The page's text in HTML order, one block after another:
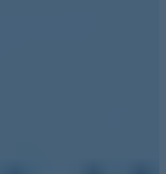
und Website in diesem Browser für
speichern.